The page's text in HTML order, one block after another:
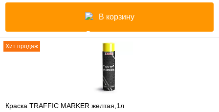
В корзину
Хит продаж
Краска TRAFFIC MARKER желтая,1л